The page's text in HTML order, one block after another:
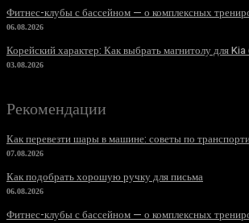
Фитнес-клубы с бассейном — о комплексных
06.08.2026
Корейский характер: Как выбрать магнитолу для
03.08.2026
Рекомендации
Как перевезти шары в машине: советы по
07.08.2026
Как подобрать хорошую ручку для письма
06.08.2026
Фитнес-клубы с бассейном — о комплексных